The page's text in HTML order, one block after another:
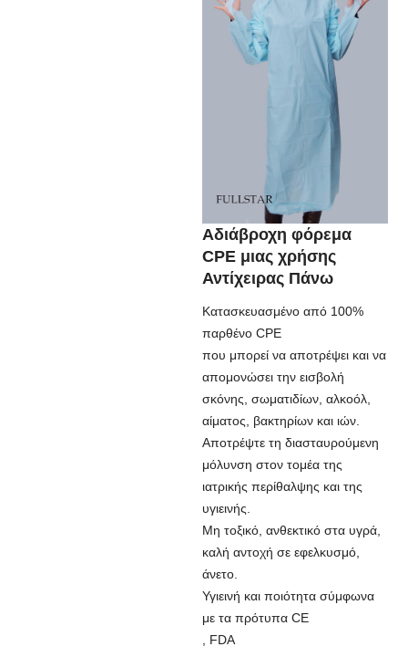
Αδιάβροχη φόρεμα
CPE μιας χρήσης
Αντίχειρας Πάνω
Κατασκευασμένο από 100%
παρθένο CPE
που μπορεί να αποτρέψει και να
απομονώσει την εισβολή
σκόνης, σωματιδίων, αλκοόλ,
αίματος, βακτηρίων και ιών.
Αποτρέψτε τη διασταυρούμενη
μόλυνση στον τομέα της
ιατρικής περίθαλψης και της
υγιεινής.
Μη τοξικό, ανθεκτικό στα υγρά,
καλή αντοχή σε εφελκυσμό,
άνετο.
Υγιεινή και ποιότητα σύμφωνα
με τα πρότυπα CE
, FDA